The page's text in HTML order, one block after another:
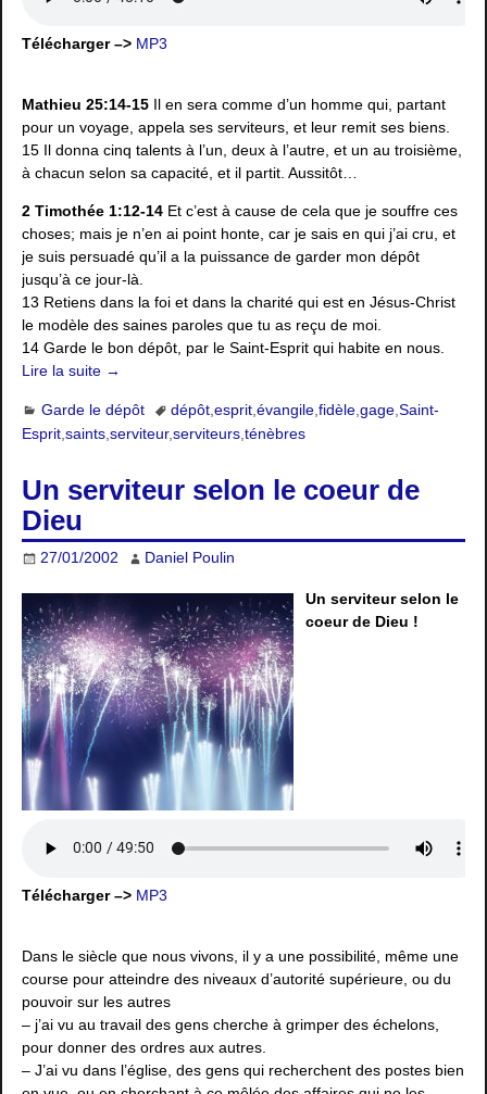
Télécharger –> MP3
Mathieu 25:14-15 Il en sera comme d’un homme qui, partant
pour un voyage, appela ses serviteurs, et leur remit ses biens.
15 Il donna cinq talents à l’un, deux à l’autre, et un au troisième,
à chacun selon sa capacité, et il partit. Aussitôt…
2 Timothée 1:12-14 Et c’est à cause de cela que je souffre ces
choses; mais je n’en ai point honte, car je sais en qui j’ai cru, et
je suis persuadé qu’il a la puissance de garder mon dépôt
jusqu’à ce jour-là.
13 Retiens dans la foi et dans la charité qui est en Jésus-Christ
le modèle des saines paroles que tu as reçu de moi.
14 Garde le bon dépôt, par le Saint-Esprit qui habite en nous.
Lire la suite →
Garde le dépôt dépôt, esprit, évangile, fidèle, gage, Saint-
Esprit,saints,serviteur,serviteurs,ténèbres
Un serviteur selon le coeur de
Dieu
27/01/2002 Daniel Poulin
Un serviteur selon le
coeur de Dieu !
Télécharger –> MP3
Dans le siècle que nous vivons, il y a une possibilité, même une
course pour atteindre des niveaux d’autorité supérieure, ou du
pouvoir sur les autres
– j’ai vu au travail des gens cherche à grimper des échelons,
pour donner des ordres aux autres.
– J’ai vu dans l’église, des gens qui recherchent des postes bien